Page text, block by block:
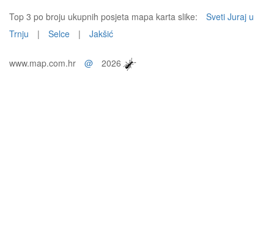
Top 3 po broju ukupnih posjeta mapa karta slike:
Sveti Juraj u
Trnju
| Selce | Jakšić
www.map.com.hr @ 2026